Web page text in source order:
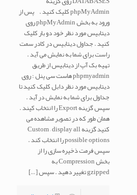
phpMyAdmin کلیک کنید . پس از
ورود به بخش phpMyAdmin روی
دیتابیس مورد نظر خود دو بار کلیک
کنید . جداول دیتابیس در کادر سمت
راست برای شما به نمایش می آید .
تهیه بک آپ از دیتابیس از طریق
phpmyadmin هاست سی پنل : روی
دیتابیس مورد نظر دابل کلیک کنید تا
جداول برای شما به نمایش در آید .
سپس گزینه Export را انتخاب کیند .
همان طور که در تصویر مشاهده می
کنید گزینه Custom – display all
possible options را انتخاب کند .
سپس فرمت ذخیره سازی را از
بخش Compression به
gzipped تغییر دهید . سپس
[…]